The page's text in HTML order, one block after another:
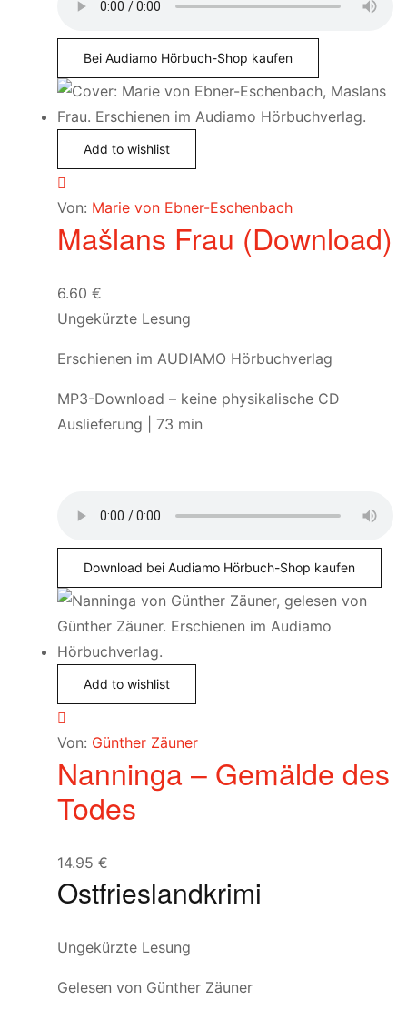
Bei Audiamo Hörbuch-Shop kaufen
Add to wishlist
Von: Marie von Ebner-Eschenbach
Mašlans Frau (Download)
6.60 €
Ungekürzte Lesung
Erschienen im AUDIAMO Hörbuchverlag
MP3-Download – keine physikalische CD
Auslieferung | 73 min
Download bei Audiamo Hörbuch-Shop kaufen
Add to wishlist
Von: Günther Zäuner
Nanninga – Gemälde des
Todes
14.95 €
Ostfrieslandkrimi
Ungekürzte Lesung
Gelesen von Günther Zäuner